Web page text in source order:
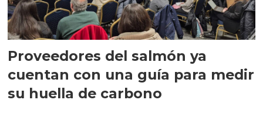
Proveedores del salmón ya
cuentan con una guía para medir
su huella de carbono